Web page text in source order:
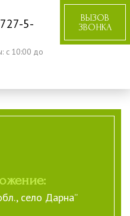
5-
с 10:00 до
ВЫЗОВ
ЗВОНКА
село Дарна”